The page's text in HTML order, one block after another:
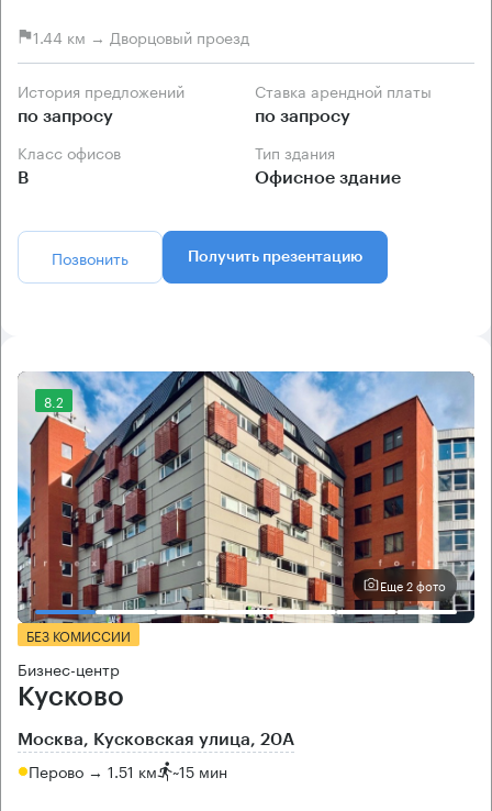
1.44 км → Дворцовый проезд
История предложений
по запросу
Ставка арендной платы
по запросу
Класс офисов
B
Тип здания
Офисное здание
Позвонить Получить презентацию
8.2
Еще 2 фото
БЕЗ КОМИССИИ
Бизнес-центр
Кусково
Москва, Кусковская улица, 20А
Перово → 1.51 км ~15 мин